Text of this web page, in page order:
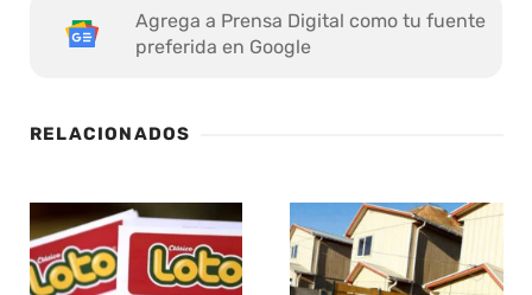
Agrega a Prensa Digital como tu fuente
preferida en Google
RELACIONADOS